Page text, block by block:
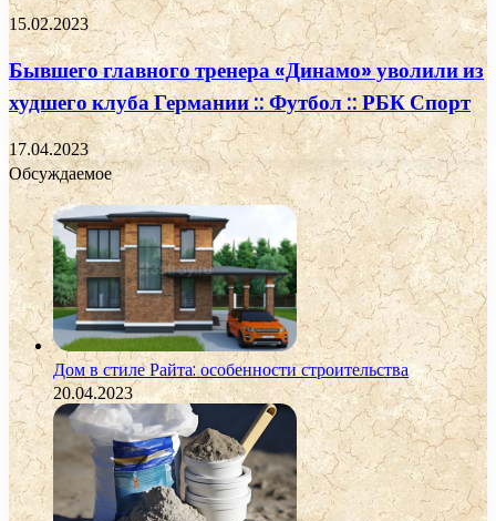
15.02.2023
Бывшего главного тренера «Динамо» уволили из
худшего клуба Германии :: Футбол :: РБК Спорт
17.04.2023
Обсуждаемое
Дом в стиле Райта: особенности строительства
20.04.2023